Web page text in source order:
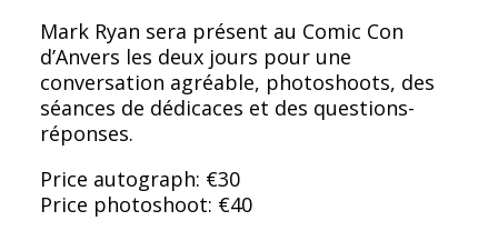
Mark Ryan sera présent au Comic Con
d’Anvers les deux jours pour une
conversation agréable, photoshoots, des
séances de dédicaces et des questions-
réponses.
Price autograph: €30
Price photoshoot: €40